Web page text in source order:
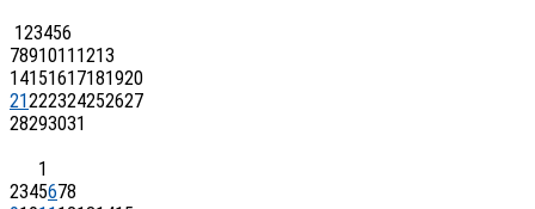
123456
78910111213
14151617181920
21222324252627
28293031
1
2345678